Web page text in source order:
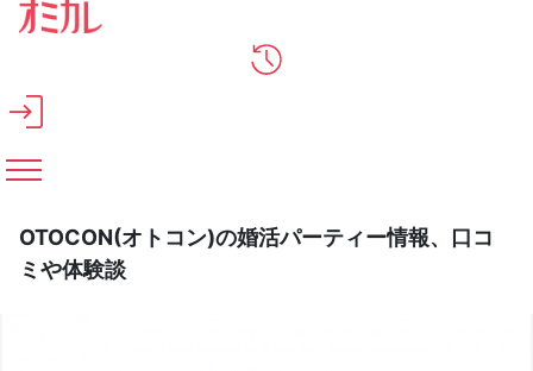
メインコンテンツへスキップ
OTOCON(オトコン)の婚活パーティー情報、口コ
ミや体験談